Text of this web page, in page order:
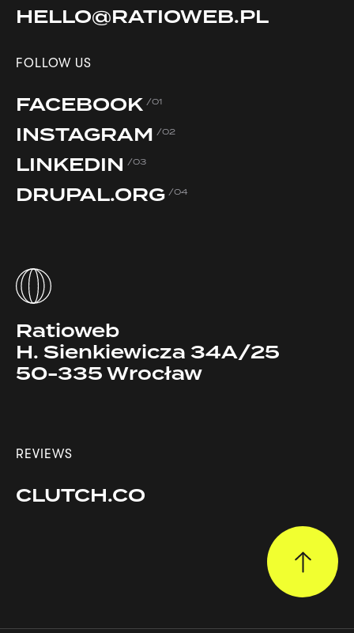
HELLO@RATIOWEB.PL
FOLLOW US
FACEBOOK /01
INSTAGRAM /02
LINKEDIN /03
DRUPAL.ORG /04
Ratioweb
H. Sienkiewicza 34A/25
50-335 Wrocław
REVIEWS
CLUTCH.CO